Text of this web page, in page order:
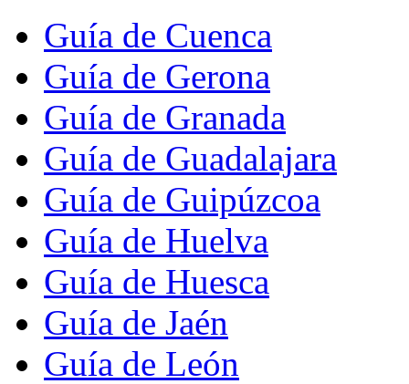
Guía de Cuenca
Guía de Gerona
Guía de Granada
Guía de Guadalajara
Guía de Guipúzcoa
Guía de Huelva
Guía de Huesca
Guía de Jaén
Guía de León